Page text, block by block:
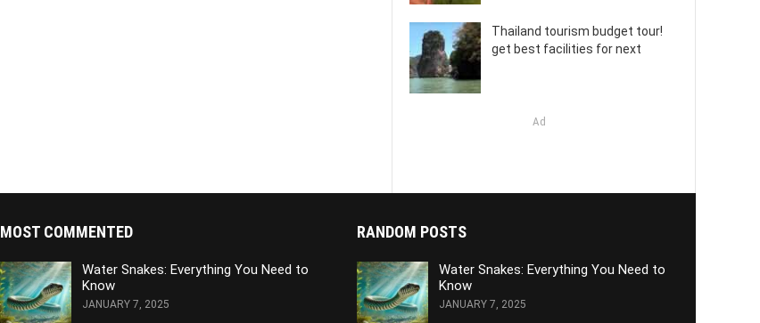
Thailand tourism budget tour!
get best facilities for next
Ad
MOST COMMENTED
Water Snakes: Everything You Need to
Know
JANUARY 7, 2025
RANDOM POSTS
Water Snakes: Everything You Need to
Know
JANUARY 7, 2025